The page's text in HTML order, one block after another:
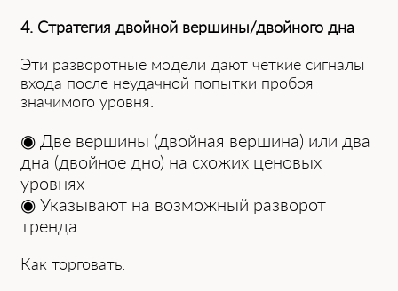
4. Стратегия двойной вершины/двойного дна
Эти разворотные модели дают чёткие сигналы
входа после неудачной попытки пробоя
значимого уровня.
◉ Две вершины (двойная вершина) или два
дна (двойное дно) на схожих ценовых
уровнях
◉ Указывают на возможный разворот
тренда
Как торговать: